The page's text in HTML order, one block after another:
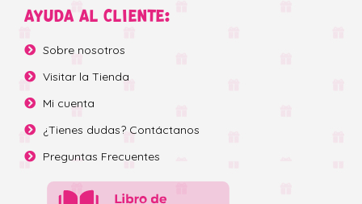
AYUDA AL CLIENTE:
Sobre nosotros
Visitar la Tienda
Mi cuenta
¿Tienes dudas? Contáctanos
Preguntas Frecuentes